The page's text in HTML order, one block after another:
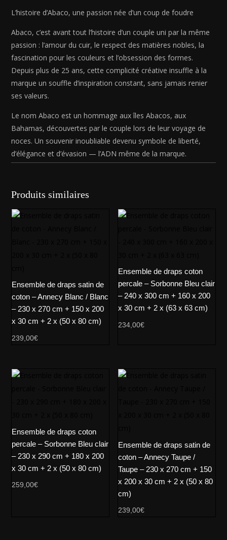
x
x
80
cm)
L’histoire d’Abaco, une passion née d’un coup de foudre
Abaco, c’est avant tout l’histoire d’un couple uni par la même
passion : l’amour du cuir, le respect des matières nobles, la
fascination pour les couleurs et l’obsession des formes.
Depuis plus de 25 ans, cette complicité créative insuffle à la
marque un souffle d’inspiration constant, sans jamais renier
ses valeurs.
Le nom Abaco est un hommage aux îles Abacos, aux
Bahamas, découvertes par le couple lors de leur voyage de
noces. Un souvenir inoubliable devenu symbole de liberté,
d’élégance et d’évasion — l’ADN même de la marque.
Produits similaires
Ensemble de draps satin de
coton – Annecy Blanc / Blanc
– 230 x 270 cm + 150 x 200
x 30 cm + 2 x (50 x 80 cm)
239,00€
Ensemble de draps coton
percale – Sorbonne Bleu clair
– 240 x 300 cm + 160 x 200
x 30 cm + 2 x (63 x 63 cm)
234,00€
Ensemble de draps coton
percale – Sorbonne Bleu clair
– 230 x 290 cm + 180 x 200
x 30 cm + 2 x (50 x 80 cm)
259,00€
Ensemble de draps satin de
coton – Annecy Taupe /
Taupe – 230 x 270 cm + 150
x 200 x 30 cm + 2 x (50 x 80
cm)
239,00€